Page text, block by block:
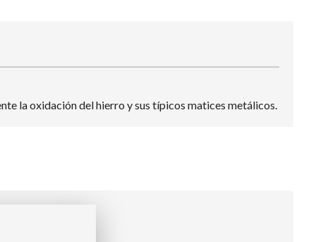
la oxidación del hierro y sus típicos matices metálicos.